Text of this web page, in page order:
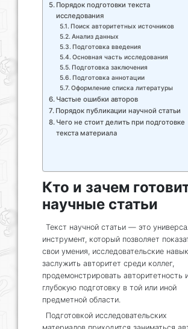
Порядок подготовки текста
исследования
Поиск авторитетных источников
Анализ данных
Подготовка введения
Основная часть исследования
Подготовка заключения
Подготовка аннотации
Оформление списка литературы
Частые ошибки авторов
Порядок публикации научной статьи
Чего не стоит делить при подготовке
текста материала
Кто и зачем
научные статьи
Текст научной статьи — это
инструмент, который позволяет
свои умения, исследовательские
заслужить авторитет среди коллег,
продемонстрировать авторитетность
глубокую подготовку в той или иной
предметной области.
Подготовкой исследовательских